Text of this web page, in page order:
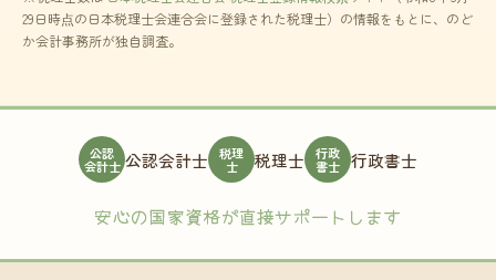
29日時点の日本税理士会連合会に登録された税理士）の情報をもとに、のど
か会計事務所が独自調査。
公認
会計士 公認会計士 税理
士 税理士 行政
書士 行政書士
安心の国家資格が直接サポートします